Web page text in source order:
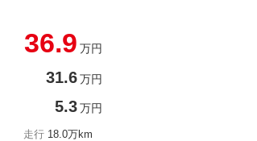
36.9 万円
31.6万円
5.3万円
走行 18.0万km